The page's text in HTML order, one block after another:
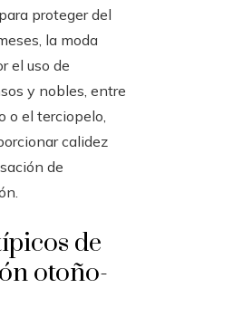
proteger del
la moda
el uso de
y nobles, entre
o el terciopelo,
calidez
de
de
otoño-